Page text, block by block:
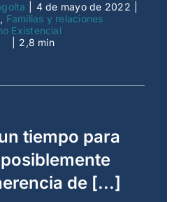
4 de mayo de 2022
, Familias y relaciones
Existencial
2,8 min
tiempo para
de [...]